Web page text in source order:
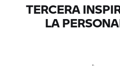
TERCERA
LA